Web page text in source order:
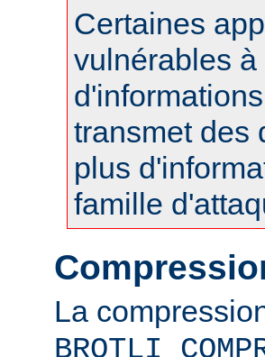
Certaines
vulnérables
transmet des
plus
famille
La